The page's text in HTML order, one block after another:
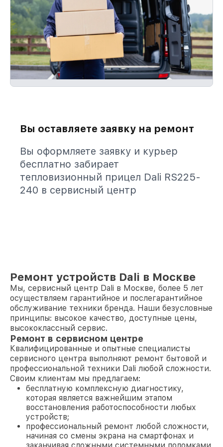
Вы оставляете заявку на ремонт
Вы оформляете заявку и курьер
бесплатно забирает
тепловизионный прицел Dali RS225-
240 в сервисный центр
Ремонт устройств Dali в Москве
Мы, сервисный центр Dali в Москве, более 5 лет
осуществляем гарантийное и послегарантийное
обслуживание техники бренда. Наши безусловные
принципы: высокое качество, доступные цены,
высококлассный сервис.
Ремонт в сервисном центре
Квалифицированные и опытные специалисты
сервисного центра выполняют ремонт бытовой и
профессиональной техники Dali любой сложности.
Своим клиентам мы предлагаем:
бесплатную комплексную диагностику,
которая является важнейшим этапом
восстановления работоспособности любых
устройств;
профессиональный ремонт любой сложности,
начиная со смены экрана на смартфонах и